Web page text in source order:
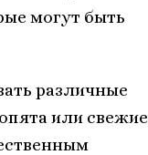
могут быть
различные
или свежие